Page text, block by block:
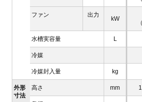
ファン 出力
kW
水槽実容量 L
冷媒
冷媒封入量 kg
外形
寸法
高さ mm